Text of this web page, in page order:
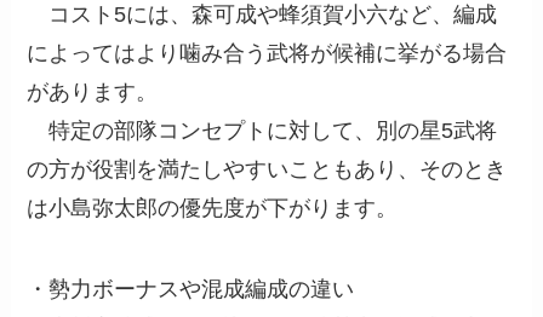
コスト5には、森可成や蜂須賀小六など、編成
によってはより噛み合う武将が候補に挙がる場合
があります。
特定の部隊コンセプトに対して、別の星5武将
の方が役割を満たしやすいこともあり、そのとき
は小島弥太郎の優先度が下がります。
・勢力ボーナスや混成編成の違い